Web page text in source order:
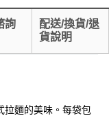
詢
配送/換貨/退
貨說明
拉麵的美味。每袋包